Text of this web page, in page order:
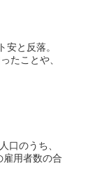
と反落。
たことや、
口のうち、
用者数の合